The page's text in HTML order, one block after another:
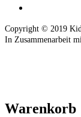
Copyright © 2019
In Zusammenarbeit
Warenkorb